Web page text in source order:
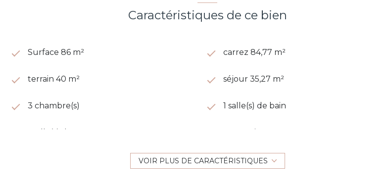
Caractéristiques de ce bien
Surface 86 m² carrez 84,77 m²
terrain 40 m² séjour 35,27 m²
3 chambre(s) 1 salle(s) de bain
1 salle(s) d'eau construit en 2007
cuisine américaine (équipée)
Chauffage individuel : air pulsé
(climatisation)
VOIR PLUS DE CARACTÉRISTIQUES